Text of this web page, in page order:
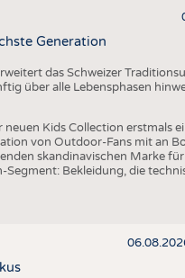
Generation
das Schweizer
über alle Lebensphasen
Kids Collection erstmals
von Outdoor-Fans mit an
skandinavischen Marke
Bekleidung, die